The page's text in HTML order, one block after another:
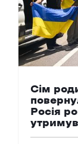
Сім
Росія